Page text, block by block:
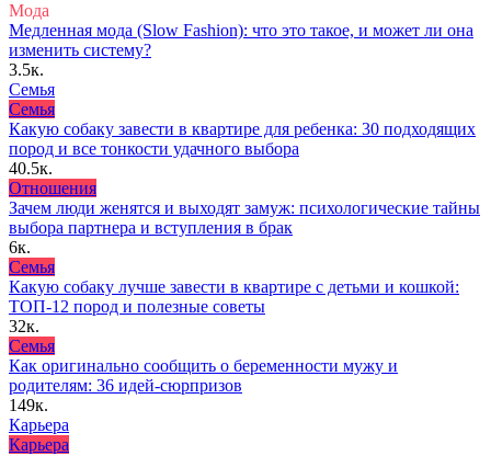
Мода
Медленная мода (Slow Fashion): что это такое, и может ли она
изменить систему?
3.5к.
Семья
Семья
Какую собаку завести в квартире для ребенка: 30 подходящих
пород и все тонкости удачного выбора
40.5к.
Отношения
Зачем люди женятся и выходят замуж: психологические тайны
выбора партнера и вступления в брак
6к.
Семья
Какую собаку лучше завести в квартире с детьми и кошкой:
ТОП-12 пород и полезные советы
32к.
Семья
Как оригинально сообщить о беременности мужу и
родителям: 36 идей-сюрпризов
149к.
Карьера
Карьера